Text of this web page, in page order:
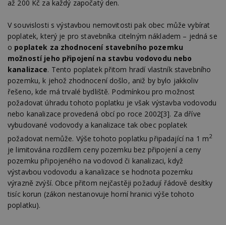
až 200 Kč za každý započatý den.
V souvislosti s výstavbou nemovitosti pak obec může vybírat
poplatek, který je pro stavebníka citelným nákladem – jedná se
o poplatek za zhodnocení stavebního pozemku
možností jeho připojení na stavbu vodovodu nebo
kanalizace. Tento poplatek přitom hradí vlastník stavebního
pozemku, k jehož zhodnocení došlo, aniž by bylo jakkoliv
řešeno, kde má trvalé bydliště. Podmínkou pro možnost
požadovat úhradu tohoto poplatku je však výstavba vodovodu
nebo kanalizace provedená obcí po roce 2002[3]. Za dříve
vybudované vodovody a kanalizace tak obec poplatek
požadovat nemůže. Výše tohoto poplatku připadající na 1 m2
je limitována rozdílem ceny pozemku bez připojení a ceny
pozemku připojeného na vodovod či kanalizaci, když
výstavbou vodovodu a kanalizace se hodnota pozemku
výrazně zvýší. Obce přitom nejčastěji požadují řádově desítky
tisíc korun (zákon nestanovuje horní hranici výše tohoto
poplatku).